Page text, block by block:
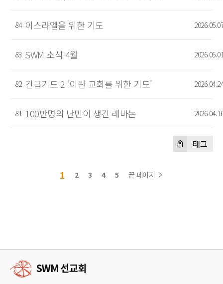
84 이스라엘을 위한 기도 2026.05.07
83 SWM 소식 4월 2026.05.01
82 긴급기도 2 ‘이란 교회를 위한 기도’ 2026.04.24
81 100만명의 난민이 생긴 레바논 2026.04.16
태그
1 2 3 4 5 끝 페이지